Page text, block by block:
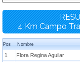
4 Km Campo
Pos Nombre
1 Flora Regina Aguilar